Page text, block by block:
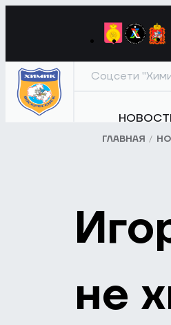
Соцсети
ГЛАВНАЯ
не